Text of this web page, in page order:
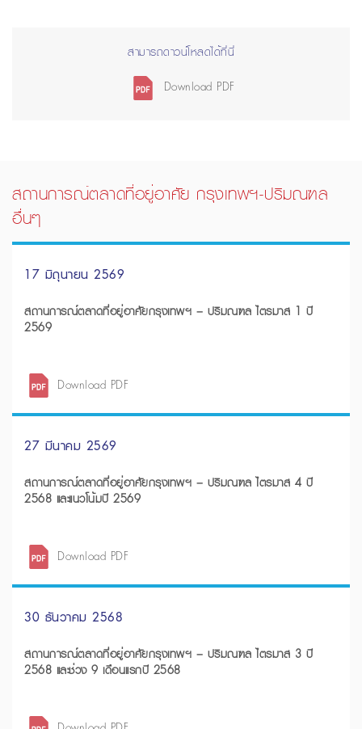
สามารถดาวน์โหลดได้ที่นี่
Download PDF
สถานการณ์ตลาดที่อยู่อาศัย กรุงเทพฯ-ปริมณฑล
อื่นๆ
17 มิถุนายน 2569
สถานการณ์ตลาดที่อยู่อาศัยกรุงเทพฯ – ปริมณฑล ไตรมาส 1 ปี
2569
Download PDF
27 มีนาคม 2569
สถานการณ์ตลาดที่อยู่อาศัยกรุงเทพฯ – ปริมณฑล ไตรมาส 4 ปี
2568 และแนวโน้มปี 2569
Download PDF
30 ธันวาคม 2568
สถานการณ์ตลาดที่อยู่อาศัยกรุงเทพฯ – ปริมณฑล ไตรมาส 3 ปี
2568 และช่วง 9 เดือนแรกปี 2568